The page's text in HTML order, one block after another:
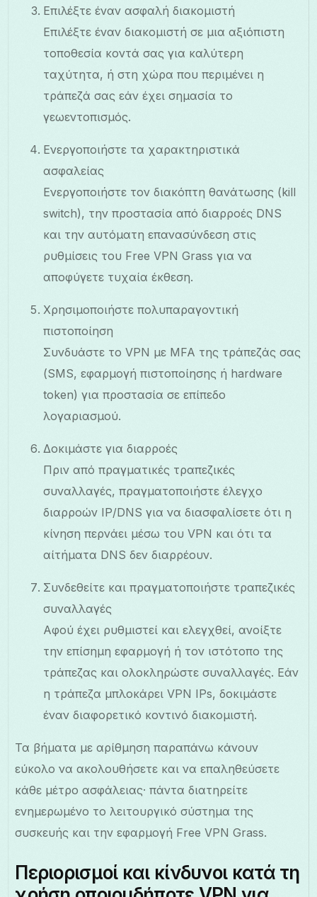
Επιλέξτε έναν ασφαλή διακομιστή
Επιλέξτε έναν διακομιστή σε μια αξιόπιστη
τοποθεσία κοντά σας για καλύτερη
ταχύτητα, ή στη χώρα που περιμένει η
τράπεζά σας εάν έχει σημασία το
γεωεντοπισμός.
Ενεργοποιήστε τα χαρακτηριστικά
ασφαλείας
Ενεργοποιήστε τον διακόπτη θανάτωσης (kill
switch), την προστασία από διαρροές DNS
και την αυτόματη επανασύνδεση στις
ρυθμίσεις του Free VPN Grass για να
αποφύγετε τυχαία έκθεση.
Χρησιμοποιήστε πολυπαραγοντική
πιστοποίηση
Συνδυάστε το VPN με MFA της τράπεζάς σας
(SMS, εφαρμογή πιστοποίησης ή hardware
token) για προστασία σε επίπεδο
λογαριασμού.
Δοκιμάστε για διαρροές
Πριν από πραγματικές τραπεζικές
συναλλαγές, πραγματοποιήστε έλεγχο
διαρροών IP/DNS για να διασφαλίσετε ότι η
κίνηση περνάει μέσω του VPN και ότι τα
αίτήματα DNS δεν διαρρέουν.
Συνδεθείτε και πραγματοποιήστε τραπεζικές
συναλλαγές
Αφού έχει ρυθμιστεί και ελεγχθεί, ανοίξτε
την επίσημη εφαρμογή ή τον ιστότοπο της
τράπεζας και ολοκληρώστε συναλλαγές. Εάν
η τράπεζα μπλοκάρει VPN IPs, δοκιμάστε
έναν διαφορετικό κοντινό διακομιστή.
Τα βήματα με αρίθμηση παραπάνω κάνουν
εύκολο να ακολουθήσετε και να επαληθεύσετε
κάθε μέτρο ασφάλειας· πάντα διατηρείτε
ενημερωμένο το λειτουργικό σύστημα της
συσκευής και την εφαρμογή Free VPN Grass.
Περιορισμοί και κίνδυνοι κατά τη